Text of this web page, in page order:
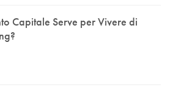
Capitale Serve per Vivere di